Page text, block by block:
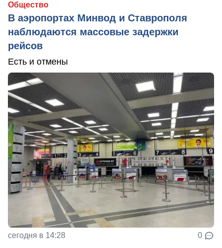
Общество
В аэропортах Минвод и Ставрополя
наблюдаются массовые задержки
рейсов
Есть и отмены
сегодня в 14:28 0